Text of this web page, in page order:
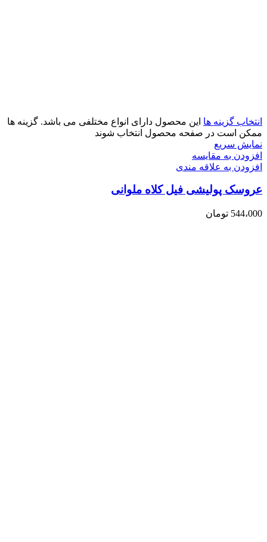
انتخاب گزینه ها این محصول دارای انواع مختلفی می باشد. گزینه ها
ممکن است در صفحه محصول انتخاب شوند
نمایش سریع
افزودن به مقایسه
افزودن به علاقه مندی
عروسک پولیشی فیل کلاه ملوانی
544،000 تومان